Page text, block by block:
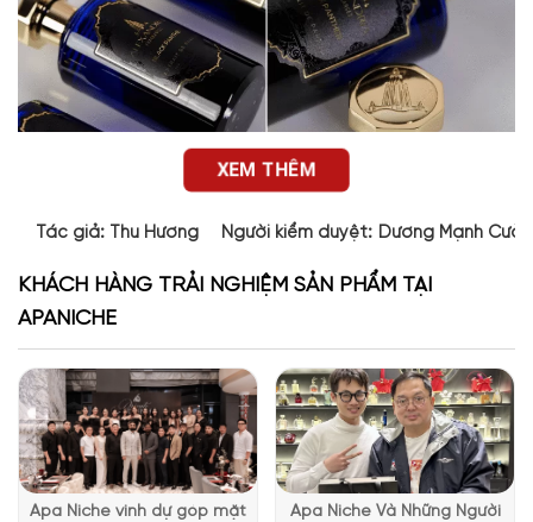
Thiết kế chai nước hoa Black Panther
Thiết kế của chai nước hoa Black Pantherlà dạng hình trụ
tròn, bo gọn 2 đầu và có phần nắp nhô rộng sang hai bên tạo
XEM THÊM
Tác giả: Thu Hương Người kiểm duyệt: Dương Mạnh
KHÁCH HÀNG TRẢI NGHIỆM SẢN PHẨM TẠI
APANICHE
Apa Niche vinh dự góp mặt
Apa Niche Và Những Người